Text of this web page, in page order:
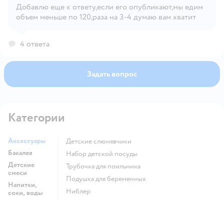
Открыть вопрос
Добавлю еще к ответу,если его опубликают,мы едим
объем меньше по 120,раза на 3-4 думаю вам хватит
4 ответа
Задать вопрос
Категории
Аксессуары
Бакалея
Детские
смеси
Напитки,
соки, воды
Детские слюнявчики
набор детской посуды
трубочка для поильника
подушка для беременных
ниблер